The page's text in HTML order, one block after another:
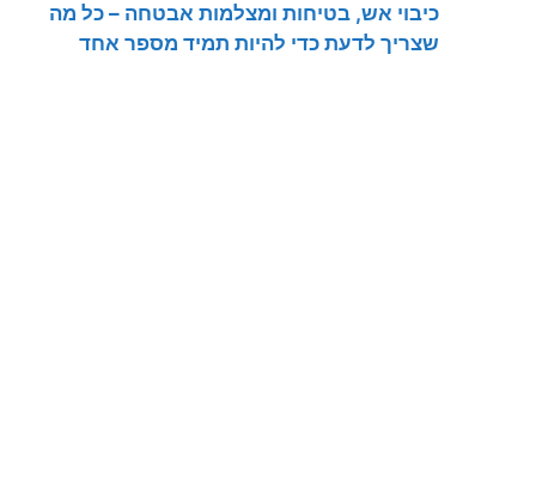
כיבוי אש, בטיחות ומצלמות אבטחה – כל מה
שצריך לדעת כדי להיות תמיד מספר אחד